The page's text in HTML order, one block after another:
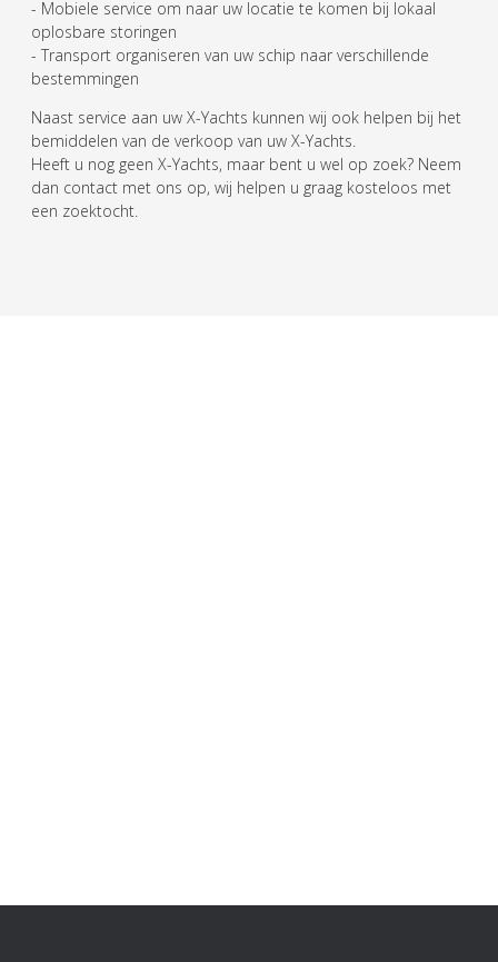
- Mobiele service om naar uw locatie te komen bij lokaal
oplosbare storingen
- Transport organiseren van uw schip naar verschillende
bestemmingen
Naast service aan uw X-Yachts kunnen wij ook helpen bij het
bemiddelen van de verkoop van uw X-Yachts.
Heeft u nog geen X-Yachts, maar bent u wel op zoek? Neem
dan contact met ons op, wij helpen u graag kosteloos met
een zoektocht.